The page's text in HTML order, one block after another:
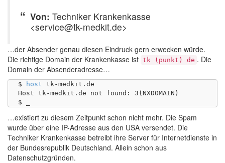
Von: Techniker Krankenkasse
<service@tk-medkit.de>
…der Absender genau diesen Eindruck gern erwecken würde.
Die richtige Domain der Krankenkasse ist tk (punkt) de . Die
Domain der Absenderadresse…
$ host tk-medkit.de
Host tk-medkit.de not found: 3(NXDOMAIN)
…existiert zu diesem Zeitpunkt schon nicht mehr. Die Spam
wurde über eine IP-Adresse aus den USA versendet. Die
Techniker Krankenkasse betreibt ihre Server für Internetdienste in
der Bundesrepublik Deutschland. Allein schon aus
Datenschutzgründen.